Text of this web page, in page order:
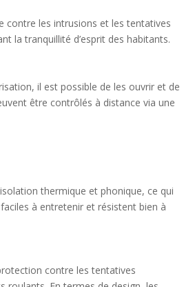
contre les intrusions et les tentatives
la tranquillité d’esprit des habitants.
il est possible de les ouvrir et de
être contrôlés à distance via une
thermique et phonique, ce qui
à entretenir et résistent bien à
contre les tentatives